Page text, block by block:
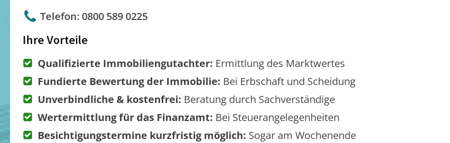
Telefon: 0800 589 0225
Ihre Vorteile
Qualifizierte Immobiliengutachter: Ermittlung des Marktwertes
Fundierte Bewertung der Immobilie: Bei Erbschaft und Scheidung
Unverbindliche & kostenfrei: Beratung durch Sachverständige
Wertermittlung für das Finanzamt: Bei Steuerangelegenheiten
Besichtigungstermine kurzfristig möglich: Sogar am Wochenende